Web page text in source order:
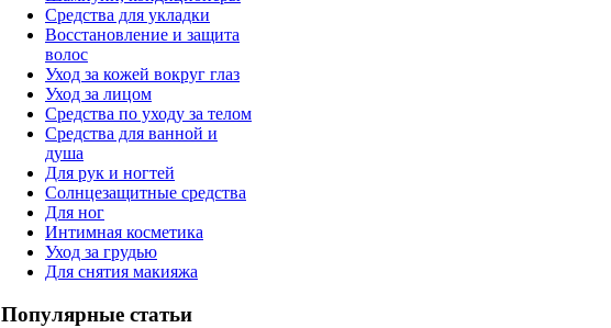
Средства для укладки
Восстановление и защита
волос
Уход за кожей вокруг глаз
Уход за лицом
Средства по уходу за телом
Средства для ванной и
душа
Для рук и ногтей
Солнцезащитные средства
Для ног
Интимная косметика
Уход за грудью
Для снятия макияжа
Популярные статьи